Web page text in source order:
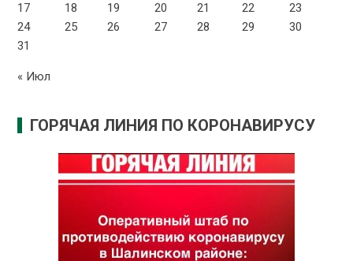
17
18 19 20 21 22
23
24
25 26 27 28 29
30
31
« Июл
ГОРЯЧАЯ ЛИНИЯ ПО КОРОНАВИРУСУ